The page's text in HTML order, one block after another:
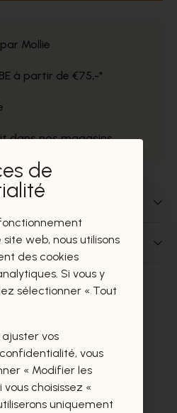
Mollie
à partir de €75,-*
dans nos magasins
intéresseront
aussi.
de
web, nous utilisons
des cookies
Si vous y
sélectionner « Tout
vos
vous
« Modifier les
choisissez «
uniquement